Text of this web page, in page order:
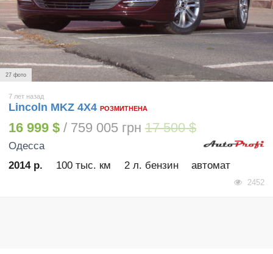
27 фото
7 лет назад
Lincoln MKZ 4X4 РОЗМИТНЕНА
16 999 $ / 759 005 грн 17 500 $
Одесса
2014 р.
100 тыс. км 2 л. бензин автомат
2452